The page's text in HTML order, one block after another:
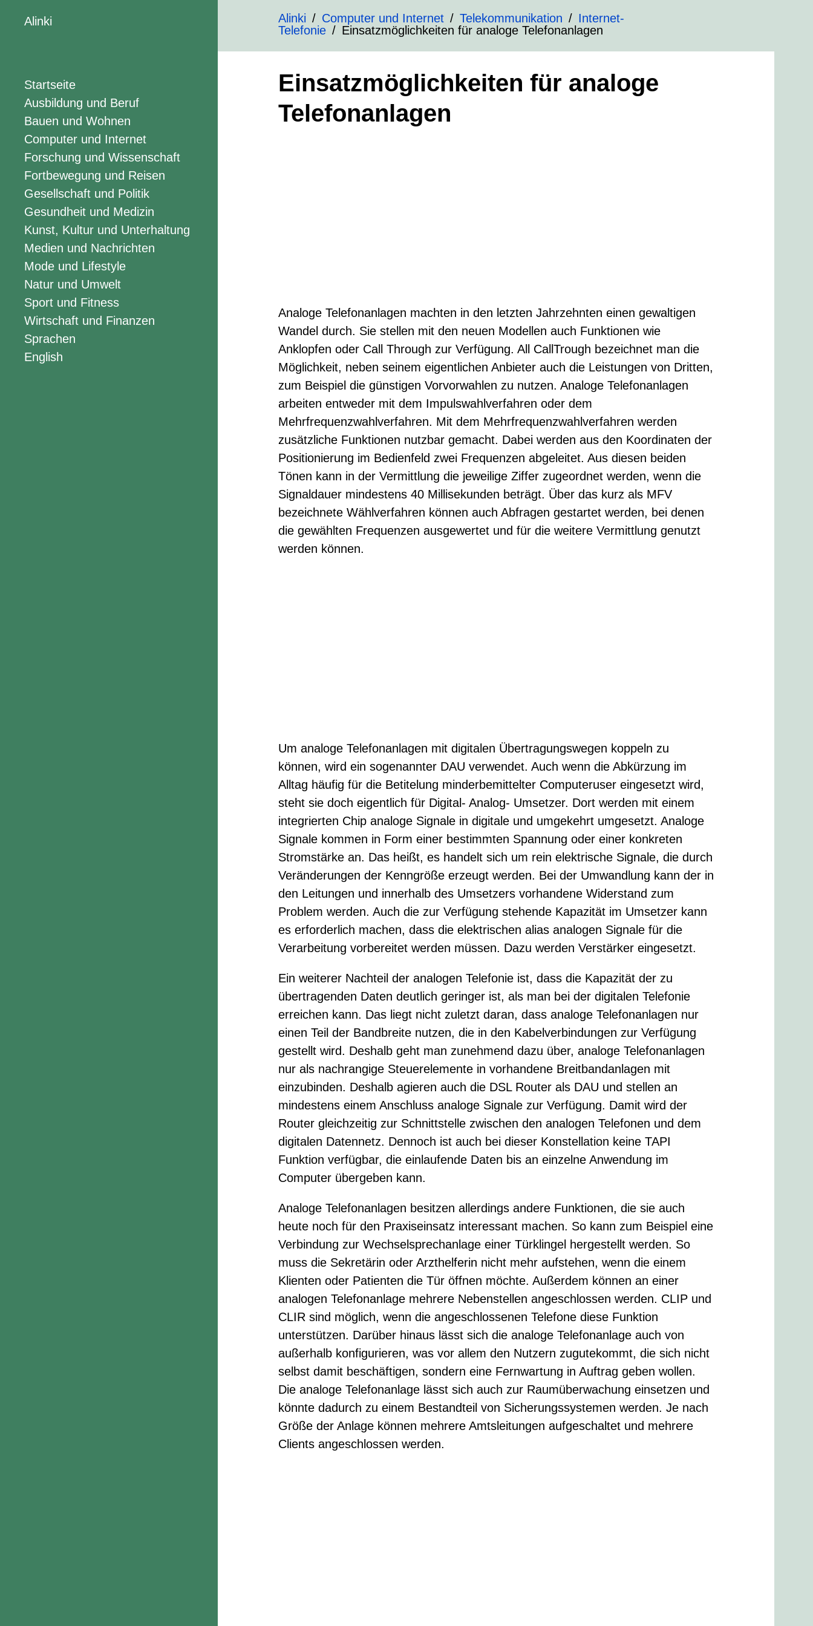
Alinki Alinki Computer und Internet Telekommunikation
Internet-
Telefonie
Einsatzmöglichkeiten für analoge Telefonanlagen
Startseite
Ausbildung und Beruf
Bauen und Wohnen
Computer und Internet
Forschung und Wissenschaft
Fortbewegung und Reisen
Gesellschaft und Politik
Gesundheit und Medizin
Kunst, Kultur und Unterhaltung
Medien und Nachrichten
Mode und Lifestyle
Natur und Umwelt
Sport und Fitness
Wirtschaft und Finanzen
Sprachen
English
Einsatzmöglichkeiten für analoge
Telefonanlagen
Analoge Telefonanlagen machten in den letzten Jahrzehnten einen gewaltigen
Wandel durch. Sie stellen mit den neuen Modellen auch Funktionen wie
Anklopfen oder Call Through zur Verfügung. All CallTrough bezeichnet man die
Möglichkeit, neben seinem eigentlichen Anbieter auch die Leistungen von Dritten,
zum Beispiel die günstigen Vorvorwahlen zu nutzen. Analoge Telefonanlagen
arbeiten entweder mit dem Impulswahlverfahren oder dem
Mehrfrequenzwahlverfahren. Mit dem Mehrfrequenzwahlverfahren werden
zusätzliche Funktionen nutzbar gemacht. Dabei werden aus den Koordinaten der
Positionierung im Bedienfeld zwei Frequenzen abgeleitet. Aus diesen beiden
Tönen kann in der Vermittlung die jeweilige Ziffer zugeordnet werden, wenn die
Signaldauer mindestens 40 Millisekunden beträgt. Über das kurz als MFV
bezeichnete Wählverfahren können auch Abfragen gestartet werden, bei denen
die gewählten Frequenzen ausgewertet und für die weitere Vermittlung genutzt
werden können.
Um analoge Telefonanlagen mit digitalen Übertragungswegen koppeln zu
können, wird ein sogenannter DAU verwendet. Auch wenn die Abkürzung im
Alltag häufig für die Betitelung minderbemittelter Computeruser eingesetzt wird,
steht sie doch eigentlich für Digital- Analog- Umsetzer. Dort werden mit einem
integrierten Chip analoge Signale in digitale und umgekehrt umgesetzt. Analoge
Signale kommen in Form einer bestimmten Spannung oder einer konkreten
Stromstärke an. Das heißt, es handelt sich um rein elektrische Signale, die durch
Veränderungen der Kenngröße erzeugt werden. Bei der Umwandlung kann der in
den Leitungen und innerhalb des Umsetzers vorhandene Widerstand zum
Problem werden. Auch die zur Verfügung stehende Kapazität im Umsetzer kann
es erforderlich machen, dass die elektrischen alias analogen Signale für die
Verarbeitung vorbereitet werden müssen. Dazu werden Verstärker eingesetzt.
Ein weiterer Nachteil der analogen Telefonie ist, dass die Kapazität der zu
übertragenden Daten deutlich geringer ist, als man bei der digitalen Telefonie
erreichen kann. Das liegt nicht zuletzt daran, dass analoge Telefonanlagen nur
einen Teil der Bandbreite nutzen, die in den Kabelverbindungen zur Verfügung
gestellt wird. Deshalb geht man zunehmend dazu über, analoge Telefonanlagen
nur als nachrangige Steuerelemente in vorhandene Breitbandanlagen mit
einzubinden. Deshalb agieren auch die DSL Router als DAU und stellen an
mindestens einem Anschluss analoge Signale zur Verfügung. Damit wird der
Router gleichzeitig zur Schnittstelle zwischen den analogen Telefonen und dem
digitalen Datennetz. Dennoch ist auch bei dieser Konstellation keine TAPI
Funktion verfügbar, die einlaufende Daten bis an einzelne Anwendung im
Computer übergeben kann.
Analoge Telefonanlagen besitzen allerdings andere Funktionen, die sie auch
heute noch für den Praxiseinsatz interessant machen. So kann zum Beispiel eine
Verbindung zur Wechselsprechanlage einer Türklingel hergestellt werden. So
muss die Sekretärin oder Arzthelferin nicht mehr aufstehen, wenn die einem
Klienten oder Patienten die Tür öffnen möchte. Außerdem können an einer
analogen Telefonanlage mehrere Nebenstellen angeschlossen werden. CLIP und
CLIR sind möglich, wenn die angeschlossenen Telefone diese Funktion
unterstützen. Darüber hinaus lässt sich die analoge Telefonanlage auch von
außerhalb konfigurieren, was vor allem den Nutzern zugutekommt, die sich nicht
selbst damit beschäftigen, sondern eine Fernwartung in Auftrag geben wollen.
Die analoge Telefonanlage lässt sich auch zur Raumüberwachung einsetzen und
könnte dadurch zu einem Bestandteil von Sicherungssystemen werden. Je nach
Größe der Anlage können mehrere Amtsleitungen aufgeschaltet und mehrere
Clients angeschlossen werden.